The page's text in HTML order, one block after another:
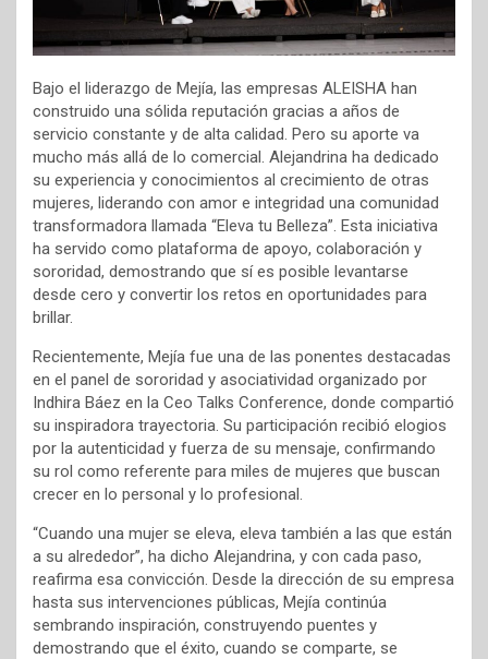
Bajo el liderazgo de Mejía, las empresas ALEISHA han
construido una sólida reputación gracias a años de
servicio constante y de alta calidad. Pero su aporte va
mucho más allá de lo comercial. Alejandrina ha dedicado
su experiencia y conocimientos al crecimiento de otras
mujeres, liderando con amor e integridad una comunidad
transformadora llamada “Eleva tu Belleza”. Esta iniciativa
ha servido como plataforma de apoyo, colaboración y
sororidad, demostrando que sí es posible levantarse
desde cero y convertir los retos en oportunidades para
brillar.
Recientemente, Mejía fue una de las ponentes destacadas
en el panel de sororidad y asociatividad organizado por
Indhira Báez en la Ceo Talks Conference, donde compartió
su inspiradora trayectoria. Su participación recibió elogios
por la autenticidad y fuerza de su mensaje, confirmando
su rol como referente para miles de mujeres que buscan
crecer en lo personal y lo profesional.
“Cuando una mujer se eleva, eleva también a las que están
a su alrededor”, ha dicho Alejandrina, y con cada paso,
reafirma esa convicción. Desde la dirección de su empresa
hasta sus intervenciones públicas, Mejía continúa
sembrando inspiración, construyendo puentes y
demostrando que el éxito, cuando se comparte, se